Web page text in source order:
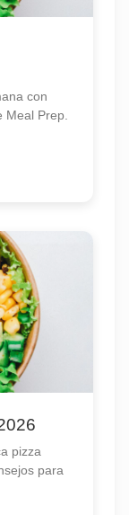
con
Meal Prep.
pizza
para